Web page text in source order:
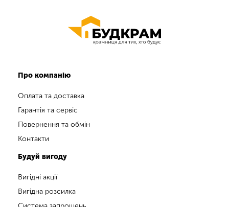
Про компанію
Оплата та доставка
Гарантія та сервіс
Повернення та обмін
Контакти
Будуй вигоду
Вигідні акції
Вигідна розсилка